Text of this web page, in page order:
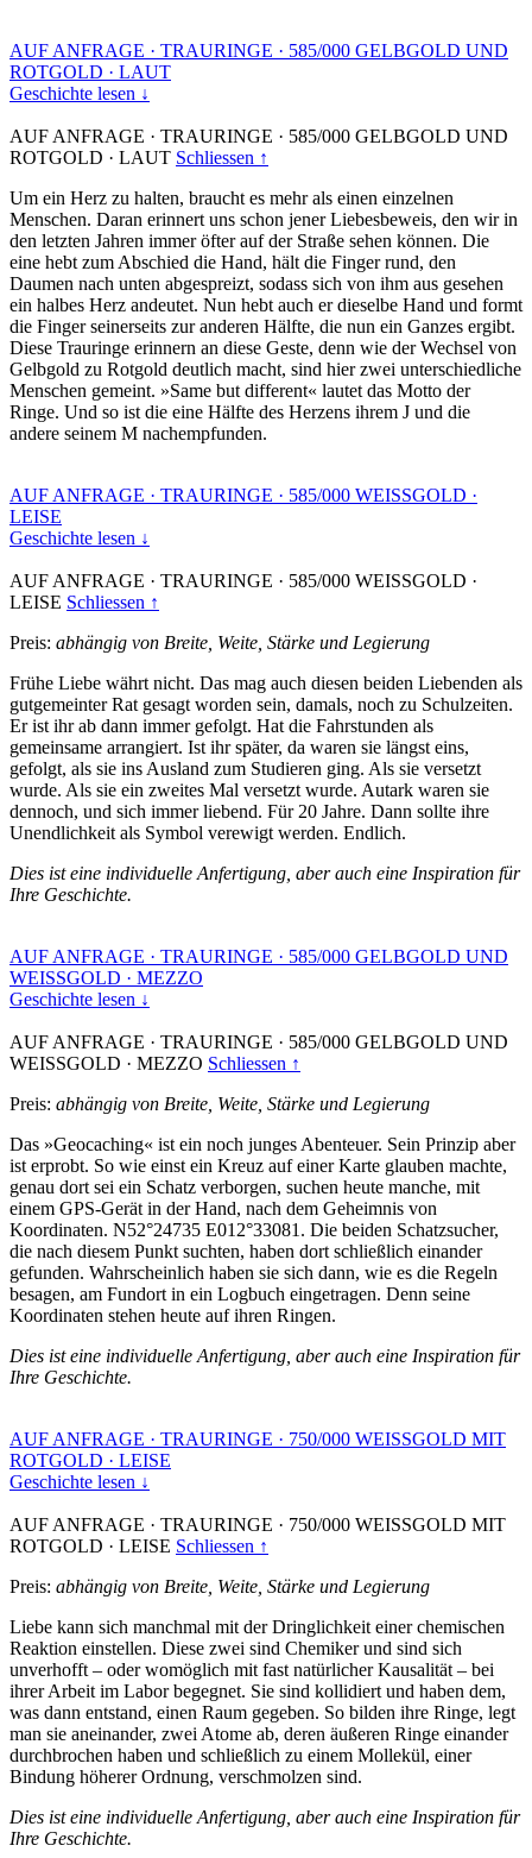
AUF ANFRAGE · TRAURINGE · 585/000 GELBGOLD UND
ROTGOLD · LAUT
Geschichte lesen ↓
AUF ANFRAGE · TRAURINGE · 585/000 GELBGOLD UND
ROTGOLD · LAUT Schliessen ↑
Um ein Herz zu halten, braucht es mehr als einen einzelnen
Menschen. Daran erinnert uns schon jener Liebesbeweis, den wir in
den letzten Jahren immer öfter auf der Straße sehen können. Die
eine hebt zum Abschied die Hand, hält die Finger rund, den
Daumen nach unten abgespreizt, sodass sich von ihm aus gesehen
ein halbes Herz andeutet. Nun hebt auch er dieselbe Hand und formt
die Finger seinerseits zur anderen Hälfte, die nun ein Ganzes ergibt.
Diese Trauringe erinnern an diese Geste, denn wie der Wechsel von
Gelbgold zu Rotgold deutlich macht, sind hier zwei unterschiedliche
Menschen gemeint. »Same but different« lautet das Motto der
Ringe. Und so ist die eine Hälfte des Herzens ihrem J und die
andere seinem M nachempfunden.
AUF ANFRAGE · TRAURINGE · 585/000 WEISSGOLD ·
LEISE
Geschichte lesen ↓
AUF ANFRAGE · TRAURINGE · 585/000 WEISSGOLD ·
LEISE Schliessen ↑
Preis: abhängig von Breite, Weite, Stärke und Legierung
Frühe Liebe währt nicht. Das mag auch diesen beiden Liebenden als
gutgemeinter Rat gesagt worden sein, damals, noch zu Schulzeiten.
Er ist ihr ab dann immer gefolgt. Hat die Fahrstunden als
gemeinsame arrangiert. Ist ihr später, da waren sie längst eins,
gefolgt, als sie ins Ausland zum Studieren ging. Als sie versetzt
wurde. Als sie ein zweites Mal versetzt wurde. Autark waren sie
dennoch, und sich immer liebend. Für 20 Jahre. Dann sollte ihre
Unendlichkeit als Symbol verewigt werden. Endlich.
Dies ist eine individuelle Anfertigung, aber auch eine Inspiration für
Ihre Geschichte.
AUF ANFRAGE · TRAURINGE · 585/000 GELBGOLD UND
WEISSGOLD · MEZZO
Geschichte lesen ↓
AUF ANFRAGE · TRAURINGE · 585/000 GELBGOLD UND
WEISSGOLD · MEZZO Schliessen ↑
Preis: abhängig von Breite, Weite, Stärke und Legierung
Das »Geocaching« ist ein noch junges Abenteuer. Sein Prinzip aber
ist erprobt. So wie einst ein Kreuz auf einer Karte glauben machte,
genau dort sei ein Schatz verborgen, suchen heute manche, mit
einem GPS-Gerät in der Hand, nach dem Geheimnis von
Koordinaten. N52°24735 E012°33081. Die beiden Schatzsucher,
die nach diesem Punkt suchten, haben dort schließlich einander
gefunden. Wahrscheinlich haben sie sich dann, wie es die Regeln
besagen, am Fundort in ein Logbuch eingetragen. Denn seine
Koordinaten stehen heute auf ihren Ringen.
Dies ist eine individuelle Anfertigung, aber auch eine Inspiration für
Ihre Geschichte.
AUF ANFRAGE · TRAURINGE · 750/000 WEISSGOLD MIT
ROTGOLD · LEISE
Geschichte lesen ↓
AUF ANFRAGE · TRAURINGE · 750/000 WEISSGOLD MIT
ROTGOLD · LEISE Schliessen ↑
Preis: abhängig von Breite, Weite, Stärke und Legierung
Liebe kann sich manchmal mit der Dringlichkeit einer chemischen
Reaktion einstellen. Diese zwei sind Chemiker und sind sich
unverhofft – oder womöglich mit fast natürlicher Kausalität – bei
ihrer Arbeit im Labor begegnet. Sie sind kollidiert und haben dem,
was dann entstand, einen Raum gegeben. So bilden ihre Ringe, legt
man sie aneinander, zwei Atome ab, deren äußeren Ringe einander
durchbrochen haben und schließlich zu einem Mollekül, einer
Bindung höherer Ordnung, verschmolzen sind.
Dies ist eine individuelle Anfertigung, aber auch eine Inspiration für
Ihre Geschichte.